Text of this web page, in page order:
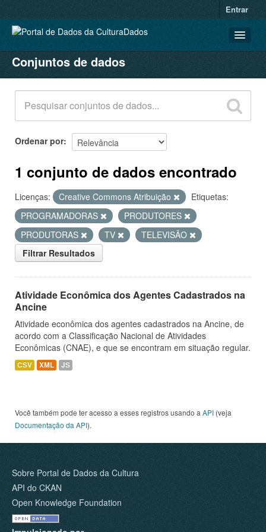
Entrar
CONJUNTOS DE DADOS
ORGANIZAÇÕES
GRUPOS
SOBRE
Conjuntos de dados
Ordenar por
1 conjunto de dados encontrado
Licenças: Creative Commons Atribuição
Etiquetas:
PROGRAMADORAS
PRODUTORES
PRODUTORAS
TV
TELEVISÃO
Filtrar Resultados
Atividade Econômica dos Agentes Cadastrados na
Ancine
Atividade econômica dos agentes cadastrados na Ancine, de
acordo com a Classificação Nacional de Atividades
Econômicas (CNAE), e que se encontram em situação regular.
CSV XML JS
Você também pode ter acesso a esses registros usando a API (veja
Documentação da API).
Sobre Portal de Dados da Cultura
API do CKAN
Open Knowledge Foundation